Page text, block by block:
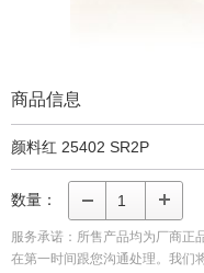
商品信息
颜料红 25402 SR2P
数量：
服务承诺：所售产品均为厂商正
在第一时间跟您沟通处理。我们